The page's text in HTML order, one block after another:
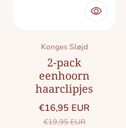
Merk:
Konges Sløjd
2-pack
eenhoorn
haarclipjes
Saleprijs
€16,95 EUR
Normale prijs
€19,95 EUR